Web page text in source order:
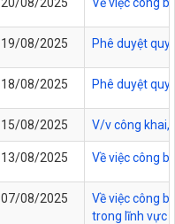
19/08/2025 Phê duyệt
18/08/2025 Phê duyệt
15/08/2025 V/v công khai,
13/08/2025 Về việc công
07/08/2025
Về việc công
trong lĩnh vực